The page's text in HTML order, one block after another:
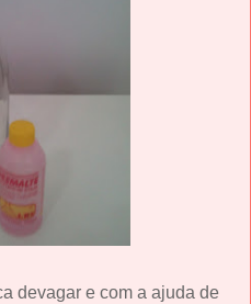
devagar e com a ajuda de